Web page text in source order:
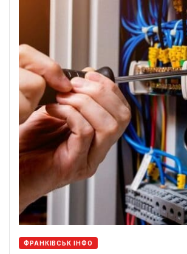
ФРАНКІВСЬК ІНФО